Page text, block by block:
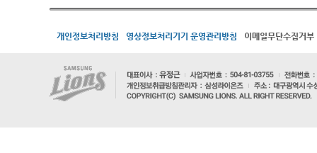
개인정보처리방침 영상정보처리기기 운영관리방침 이메일무단수집거부